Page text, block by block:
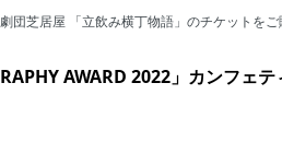
団芝居屋 「立飲み横丁物語」のチケットを
AWARD 2022」カンフェ